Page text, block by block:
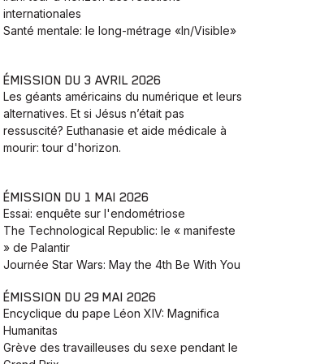
internationales
Santé mentale: le long-métrage «In/Visible»
ÉMISSION DU 3 AVRIL 2026
Les géants américains du numérique et leurs
alternatives. Et si Jésus n’était pas
ressuscité? Euthanasie et aide médicale à
mourir: tour d'horizon.
ÉMISSION DU 1 MAI 2026
Essai: enquête sur l'endométriose
The Technological Republic: le « manifeste
» de Palantir
Journée Star Wars: May the 4th Be With You
ÉMISSION DU 29 MAI 2026
Encyclique du pape Léon XIV: Magnifica
Humanitas
Grève des travailleuses du sexe pendant le